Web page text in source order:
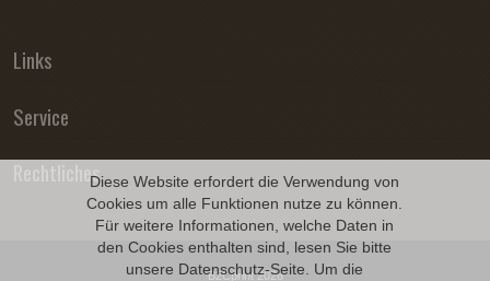
Diese Website erfordert die Verwendung von
Cookies um alle Funktionen nutze zu können.
Für weitere Informationen, welche Daten in
den Cookies enthalten sind, lesen Sie bitte
unsere Datenschutz-Seite. Um die
Links
Service
Rechtliches
B2Cprint 2026